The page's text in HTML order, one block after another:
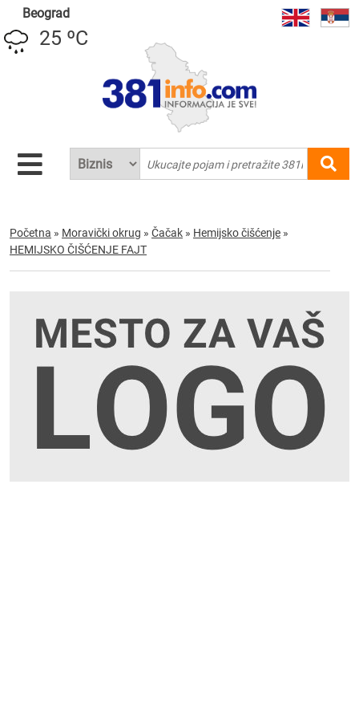
Beograd
25 ºC
Početna » Moravički okrug » Čačak » Hemijsko čišćenje »
HEMIJSKO ČIŠĆENJE FAJT